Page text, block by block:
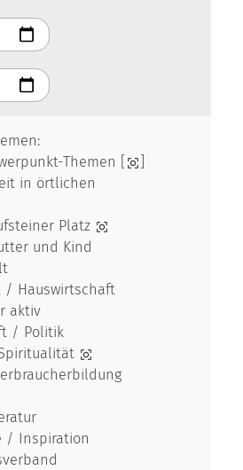
Themen [
in örtlichen
Platz
und Kind
/ Hauswirtschaft
aktiv
/ Politik
/ Inspiration